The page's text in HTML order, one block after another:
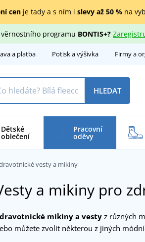
cenje tady a s ním i slevy až 50 %na
programu BONTIS+?
a platba Potisk a výšivka Firmy a
HLEDAT
Dětské
oblečení
Pracovní
oděvy
vesty a mikiny
a mikiny pro
mikiny a vestyz různých
můžete zvolit některou z jiných